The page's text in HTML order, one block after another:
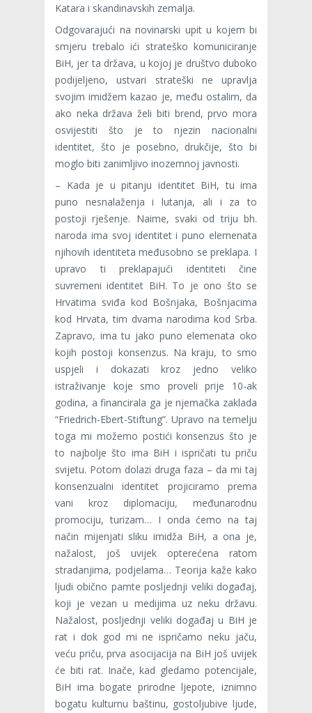
Katara i skandinavskih zemalja.
Odgovarajući na novinarski upit u kojem bi
smjeru trebalo ići strateško komuniciranje
BiH, jer ta država, u kojoj je društvo duboko
podijeljeno, ustvari strateški ne upravlja
svojim imidžem kazao je, među ostalim, da
ako neka država želi biti brend, prvo mora
osvijestiti što je to njezin nacionalni
identitet, što je posebno, drukčije, što bi
moglo biti zanimljivo inozemnoj javnosti.
– Kada je u pitanju identitet BiH, tu ima
puno nesnalaženja i lutanja, ali i za to
postoji rješenje. Naime, svaki od triju bh.
naroda ima svoj identitet i puno elemenata
njihovih identiteta međusobno se preklapa. I
upravo ti preklapajući identiteti čine
suvremeni identitet BiH. To je ono što se
Hrvatima sviđa kod Bošnjaka, Bošnjacima
kod Hrvata, tim dvama narodima kod Srba.
Zapravo, ima tu jako puno elemenata oko
kojih postoji konsenzus. Na kraju, to smo
uspjeli i dokazati kroz jedno veliko
istraživanje koje smo proveli prije 10-ak
godina, a financirala ga je njemačka zaklada
“Friedrich-Ebert-Stiftung”. Upravo na temelju
toga mi možemo postići konsenzus što je
to najbolje što ima BiH i ispričati tu priču
svijetu. Potom dolazi druga faza – da mi taj
konsenzualni identitet projiciramo prema
vani kroz diplomaciju, međunarodnu
promociju, turizam… I onda ćemo na taj
način mijenjati sliku imidža BiH, a ona je,
nažalost, još uvijek opterećena ratom
stradanjima, podjelama… Teorija kaže kako
ljudi obično pamte posljednji veliki događaj,
koji je vezan u medijima uz neku državu.
Nažalost, posljednji veliki događaj u BiH je
rat i dok god mi ne ispričamo neku jaču,
veću priču, prva asocijacija na BiH još uvijek
će biti rat. Inače, kad gledamo potencijale,
BiH ima bogate prirodne ljepote, iznimno
bogatu kulturnu baštinu, gostoljubive ljude,